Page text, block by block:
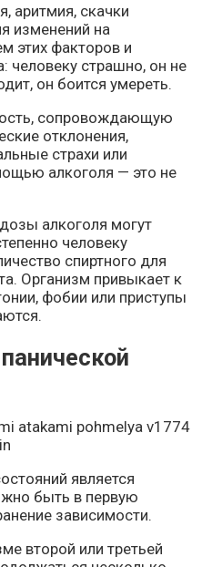
аритмия, скачки
изменений на
этих факторов и
человеку страшно, он не
он боится умереть.
сопровождающую
отклонения,
страхи или
алкоголя — это не
алкоголя могут
человеку
спиртного для
Организм привыкает к
фобии или приступы
является
быть в первую
зависимости.
второй или третьей